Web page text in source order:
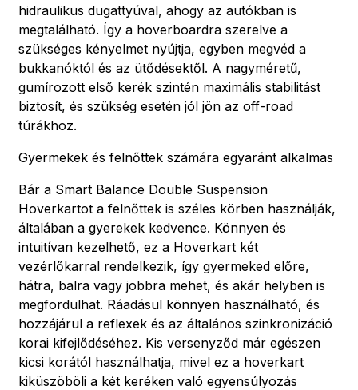
hidraulikus dugattyúval, ahogy az autókban is
megtalálható. Így a hoverboardra szerelve a
szükséges kényelmet nyújtja, egyben megvéd a
bukkanóktól és az ütődésektől. A nagyméretű,
gumírozott első kerék szintén maximális stabilitást
biztosít, és szükség esetén jól jön az off-road
túrákhoz.
Gyermekek és felnőttek számára egyaránt alkalmas
Bár a Smart Balance Double Suspension
Hoverkartot a felnőttek is széles körben használják,
általában a gyerekek kedvence. Könnyen és
intuitívan kezelhető, ez a Hoverkart két
vezérlőkarral rendelkezik, így gyermeked előre,
hátra, balra vagy jobbra mehet, és akár helyben is
megfordulhat. Ráadásul könnyen használható, és
hozzájárul a reflexek és az általános szinkronizáció
korai kifejlődéséhez. Kis versenyződ már egészen
kicsi korától használhatja, mivel ez a hoverkart
kiküszöböli a két keréken való egyensúlyozás